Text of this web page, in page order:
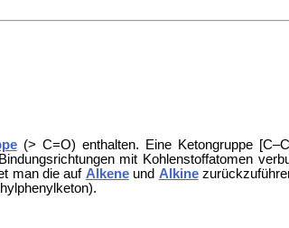
(> C=O) enthalten. Eine Ketongruppe
mit Kohlenstoffatomen
man die auf Alkeneund Alkine